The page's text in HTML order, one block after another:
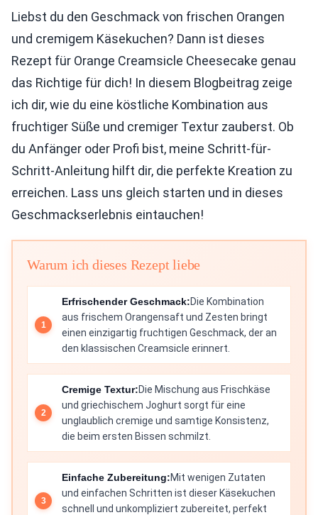
Liebst du den Geschmack von frischen Orangen
und cremigem Käsekuchen? Dann ist dieses
Rezept für Orange Creamsicle Cheesecake genau
das Richtige für dich! In diesem Blogbeitrag zeige
ich dir, wie du eine köstliche Kombination aus
fruchtiger Süße und cremiger Textur zauberst. Ob
du Anfänger oder Profi bist, meine Schritt-für-
Schritt-Anleitung hilft dir, die perfekte Kreation zu
erreichen. Lass uns gleich starten und in dieses
Geschmackserlebnis eintauchen!
Warum ich dieses Rezept liebe
Erfrischender Geschmack:Die Kombination
aus frischem Orangensaft und Zesten bringt
einen einzigartig fruchtigen Geschmack, der an
den klassischen Creamsicle erinnert.
Cremige Textur:Die Mischung aus Frischkäse
und griechischem Joghurt sorgt für eine
unglaublich cremige und samtige Konsistenz,
die beim ersten Bissen schmilzt.
Einfache Zubereitung:Mit wenigen Zutaten
und einfachen Schritten ist dieser Käsekuchen
schnell und unkompliziert zubereitet, perfekt